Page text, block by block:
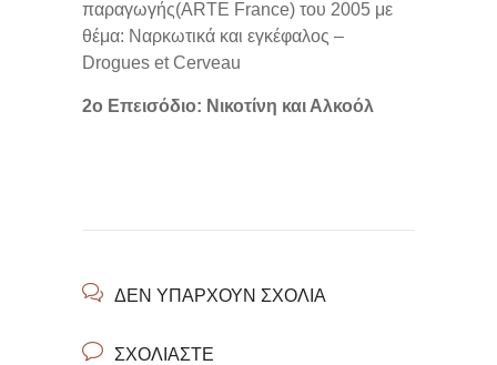
παραγωγής(ARTE France) του 2005 με
θέμα: Ναρκωτικά και εγκέφαλος –
Drogues et Cerveau
2ο Επεισόδιο: Νικοτίνη και Αλκοόλ
ΔΕΝ ΥΠΆΡΧΟΥΝ ΣΧΌΛΙΑ
ΣΧΟΛΙΆΣΤΕ